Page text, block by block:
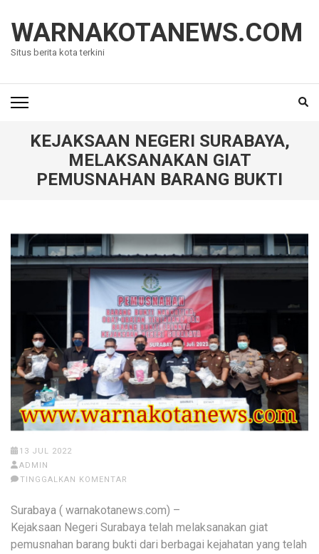
konten
(Tekan
WARNAKOTANEWS.COM
Situs berita kota terkini
KEJAKSAAN NEGERI SURABAYA,
MELAKSANAKAN GIAT
PEMUSNAHAN BARANG BUKTI
13 JUL 2022
ADMIN
TINGGALKAN KOMENTAR
Surabaya ( warnakotanews.com) –
Kejaksaan Negeri Surabaya telah melaksanakan giat
pemusnahan barang bukti dari berbagai kejahatan yang telah